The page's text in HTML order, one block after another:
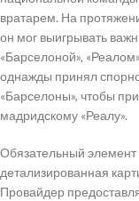
вратарем. На
он мог выигрывать
«Барселоной»,
однажды принял
«Барселоны», чтобы
мадридскому «Реалу».
Обязательный
детализированная
Провайдер